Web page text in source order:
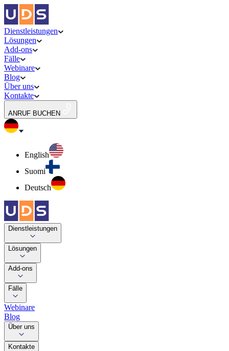
Dienstleistungen
Lösungen
Add-ons
Fälle
Webinare
Blog
Über uns
Kontakte
ANRUF BUCHEN
English
Suomi
Deutsch
Dienstleistungen
Lösungen
Add-ons
Fälle
Webinare
Blog
Über uns
Kontakte